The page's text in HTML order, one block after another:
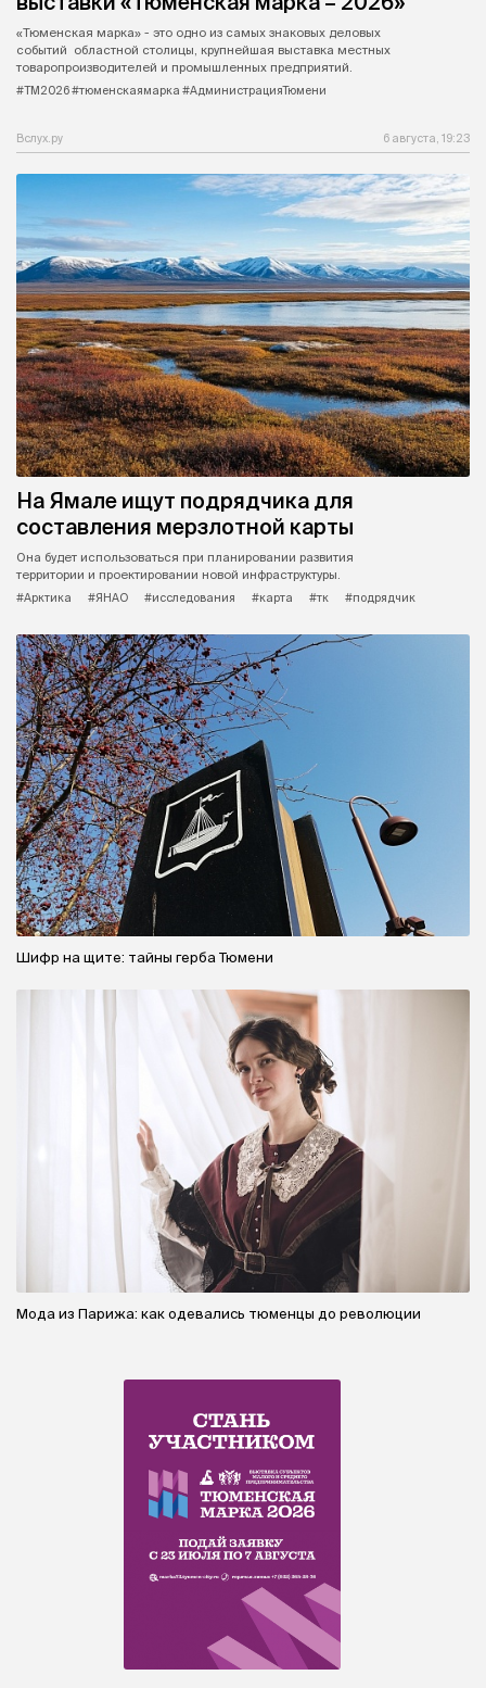
«Тюменская марка» - это одно из самых знаковых деловых
событий областной столицы, крупнейшая выставка местных
товаропроизводителей и промышленных предприятий.
#ТМ2026 #тюменскаямарка #АдминистрацияТюмени
Вслух.ру 6 августа, 19:23
На Ямале ищут подрядчика для
составления мерзлотной карты
Она будет использоваться при планировании развития
территории и проектировании новой инфраструктуры.
#Арктика
#ЯНАО #исследования #карта #тк #подрядчик
Шифр на щите: тайны герба Тюмени
Мода из Парижа: как одевались тюменцы до революции